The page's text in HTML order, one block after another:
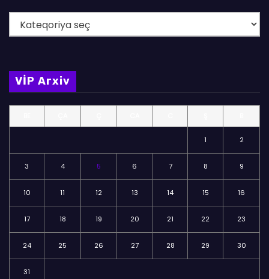
ö
m
l
VİP Arxiv
1 2
3 4 5 6 7 8 9
10 11 12 13 14 15 16
17 18 19 20 21 22 23
24 25 26 27 28 29 30
31